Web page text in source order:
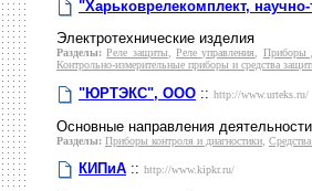
"Харьковрелекомплект,
Электротехнические изделия
Разделы: Реле защиты,Реле управления, Приборы
Контрольно-измерительные приборы и средства
"ЮРТЭКС", ООО :: http://www.urteks.ru/
Основные направления
Разделы: Приборы контроля и диагностики
КИПиА :: http://www.kipkr.ru/